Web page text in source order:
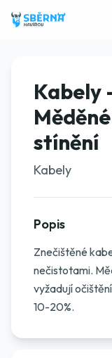
Kabely
stínění
Kabely
Popis
Znečištěné
nečistotami.
vyžadují
10-20%.